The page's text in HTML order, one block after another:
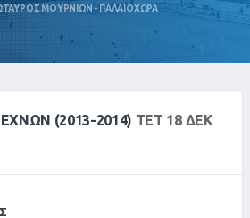
ΜΟΥΡΝΙΩΝ - ΠΑΛΑΙΟΧΩΡΑ
(2013-2014) ΤΕΤ 18 ΔΕΚ